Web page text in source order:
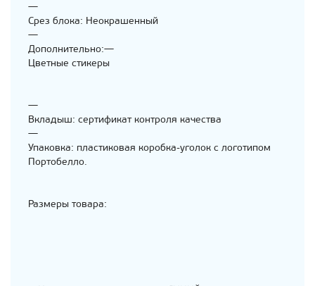
—
Срез блока: Неокрашенный
—
Дополнительно:—
Цветные стикеры
—
Вкладыш: сертификат контроля качества
—
Упаковка: пластиковая коробка-уголок с логотипом
Портобелло.
Размеры товара: